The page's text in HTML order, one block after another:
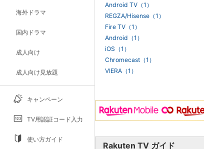
海外ドラマ
国内ドラマ
成人向け
成人向け見放題
キャンペーン
TV用認証コード入力
使い方ガイド
Android TV（1）
REGZA/Hisense（1）
Fire TV（1）
Android（1）
iOS（1）
Chromecast（1）
VIERA（1）
Rakuten TV ガイド